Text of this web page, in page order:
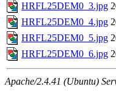
HRFL25DEM0_3.jpg
HRFL25DEM0_4.jpg
HRFL25DEM0_5.jpg
HRFL25DEM0_6.jpg
Apache/2.4.41 (Ubuntu)